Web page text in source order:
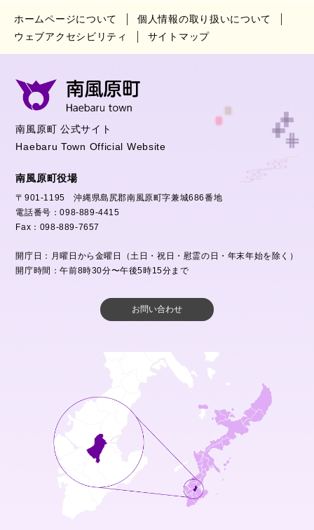
ホームページについて
個人情報の取り扱いについて
ウェブアクセシビリティ
サイトマップ
南風原町 公式サイト
Haebaru Town Official Website
南風原町役場
〒901-1195 沖縄県島尻郡南風原町字兼城686番地
電話番号：098-889-4415
Fax：098-889-7657
開庁日：月曜日から金曜日（土日・祝日・慰霊の日・年末年始を除く）
開庁時間：午前8時30分〜午後5時15分まで
お問い合わせ